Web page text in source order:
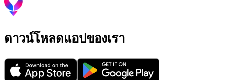
ดาวน์โหลดแอปของเรา